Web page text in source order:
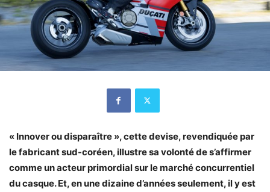
« Innover ou disparaître », cette devise, revendiquée par
le fabricant sud-coréen, illustre sa volonté de s’affirmer
comme un acteur primordial sur le marché concurrentiel
du casque. Et, en une dizaine d’années seulement, il y est